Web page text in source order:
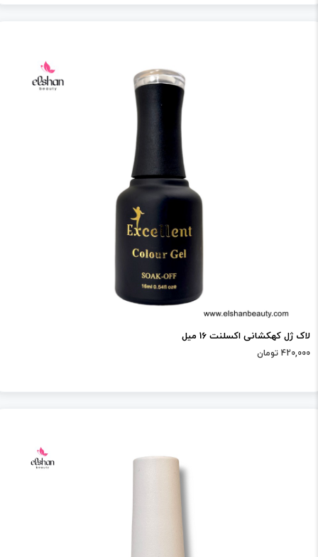
لاک ژل کهکشانی اکسلنت 16 میل
420,000 تومان